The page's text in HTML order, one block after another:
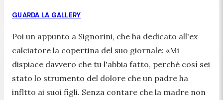
GUARDA LA GALLERY
Poi un appunto a Signorini, che ha dedicato all'ex
calciatore la copertina del suo giornale: «Mi
dispiace davvero che tu l'abbia fatto, perché così sei
stato lo strumento del dolore che un padre ha
infltto ai suoi figli. Senza contare che la madre non